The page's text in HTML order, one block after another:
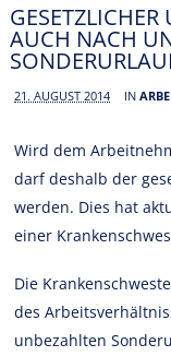
AUCH NACH
21. AUGUST 2014 IN
Wird dem
darf deshalb der
werden. Dies hat
einer
Die
des
unbezahlten